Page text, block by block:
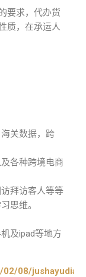
要求，代办货
质，在承运人
关数据，跨
各种跨境电商
拜访客人等等
思维。
及ipad等地方
02/08/